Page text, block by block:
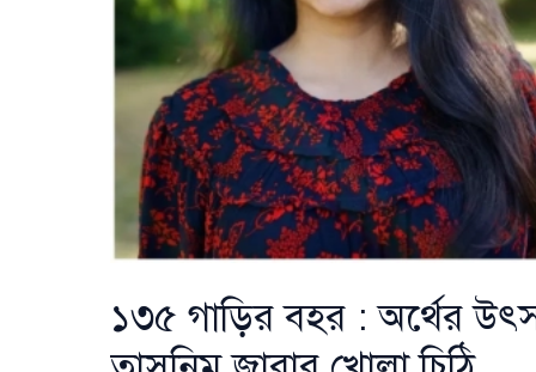
১৩৫ গাড়ির বহর : অর্থের